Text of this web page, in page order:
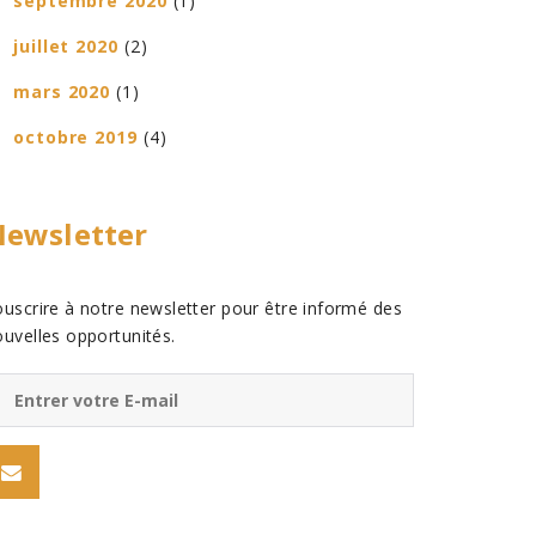
juillet 2020 (2)
mars 2020 (1)
octobre 2019 (4)
à notre newsletter pour être informé des
opportunités.